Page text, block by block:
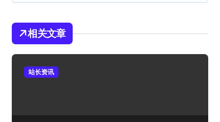
相关文章
站长资讯